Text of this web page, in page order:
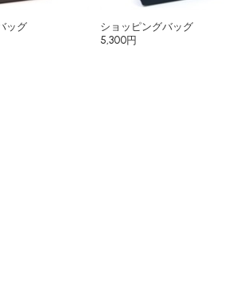
ッグ
ショッピングバッグ
5,300円